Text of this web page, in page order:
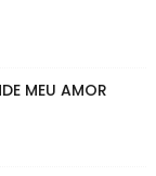
MEU AMOR